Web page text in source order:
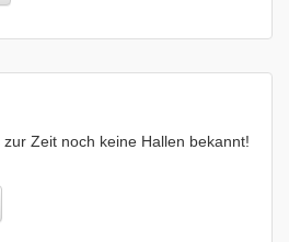
Zeit noch keine Hallen bekannt!